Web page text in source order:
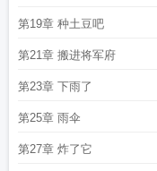
第19章 种土豆吧
第21章 搬进将军府
第23章 下雨了
第25章 雨伞
第27章 炸了它